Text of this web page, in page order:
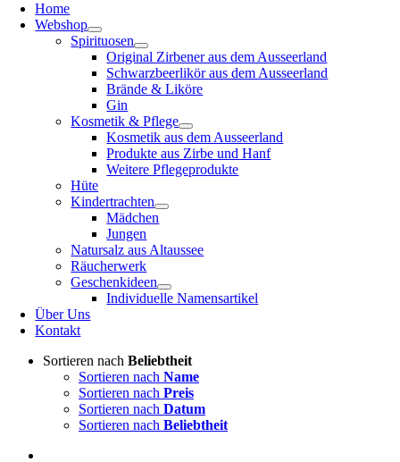
Home
Webshop
Spirituosen
Original Zirbener aus dem Ausseerland
Schwarzbeerlikör aus dem Ausseerland
Brände & Liköre
Gin
Kosmetik & Pflege
Kosmetik aus dem Ausseerland
Produkte aus Zirbe und Hanf
Weitere Pflegeprodukte
Hüte
Kindertrachten
Mädchen
Jungen
Natursalz aus Altaussee
Räucherwerk
Geschenkideen
Individuelle Namensartikel
Über Uns
Kontakt
Sortieren nach Beliebtheit
Sortieren nach Name
Sortieren nach Preis
Sortieren nach Datum
Sortieren nach Beliebtheit